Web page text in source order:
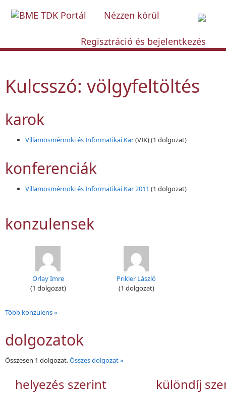
Nézzen körül
Regisztráció és bejelentkezés
Kulcsszó: völgyfeltöltés
karok
Villamosmérnöki és Informatikai Kar(VIK)(1 dolgozat)
konferenciák
Villamosmérnöki és Informatikai Kar 2011 (1 dolgozat)
konzulensek
Orlay Imre
(1 dolgozat)
Prikler László
(1 dolgozat)
Több konzulens »
dolgozatok
Összesen 1 dolgozat.Összes dolgozat »
helyezés szerint különdíj